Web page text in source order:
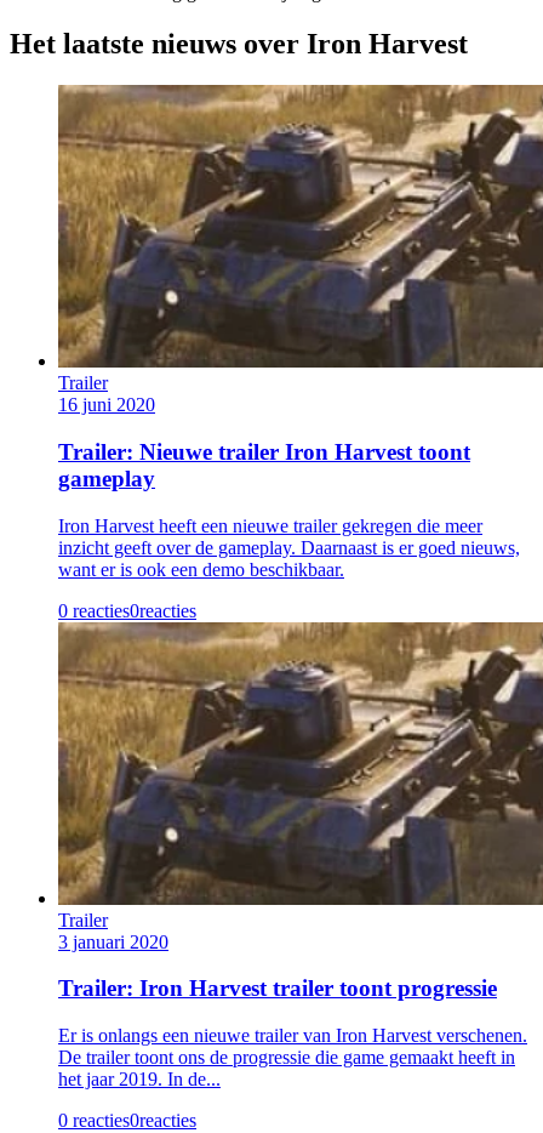
Het laatste nieuws over Iron Harvest
Trailer
16 juni 2020
Trailer: Nieuwe trailer Iron Harvest toont
gameplay
Iron Harvest heeft een nieuwe trailer gekregen die meer
inzicht geeft over de gameplay. Daarnaast is er goed nieuws,
want er is ook een demo beschikbaar.
0 reacties0reacties
Trailer
3 januari 2020
Trailer: Iron Harvest trailer toont progressie
Er is onlangs een nieuwe trailer van Iron Harvest verschenen.
De trailer toont ons de progressie die game gemaakt heeft in
het jaar 2019. In de...
0 reacties0reacties